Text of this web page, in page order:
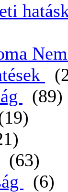
(89)
(63)
(6)